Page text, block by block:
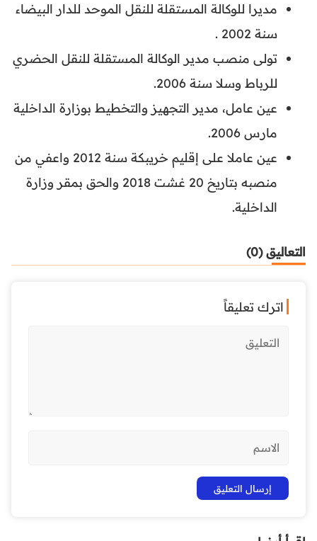
مديرا للوكالة المستقلة للنقل الموحد للدار البيضاء
سنة 2002 .
تولى منصب مدير الوكالة المستقلة للنقل الحضري
للرباط وسلا سنة 2006.
عين عامل، مدير التجهيز والتخطيط بوزارة الداخلية
مارس 2006.
عين عاملا على إقليم خريبكة سنة 2012 واعفي من
منصبه بتاريخ 20 غشت 2018 والحق بمقر وزارة
الداخلية.
التعاليق (0)
اترك تعليقاً